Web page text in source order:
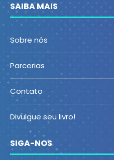
SAIBA MAIS
Sobre nós
Parcerias
Contato
Divulgue seu livro!
SIGA-NOS